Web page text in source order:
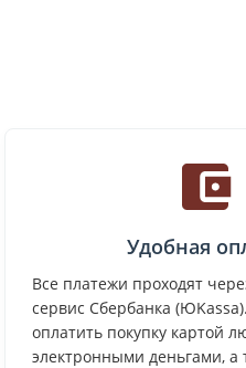
Удобная
Все платежи проходят
сервис Сбербанка
оплатить покупку картой
электронными деньгами, а